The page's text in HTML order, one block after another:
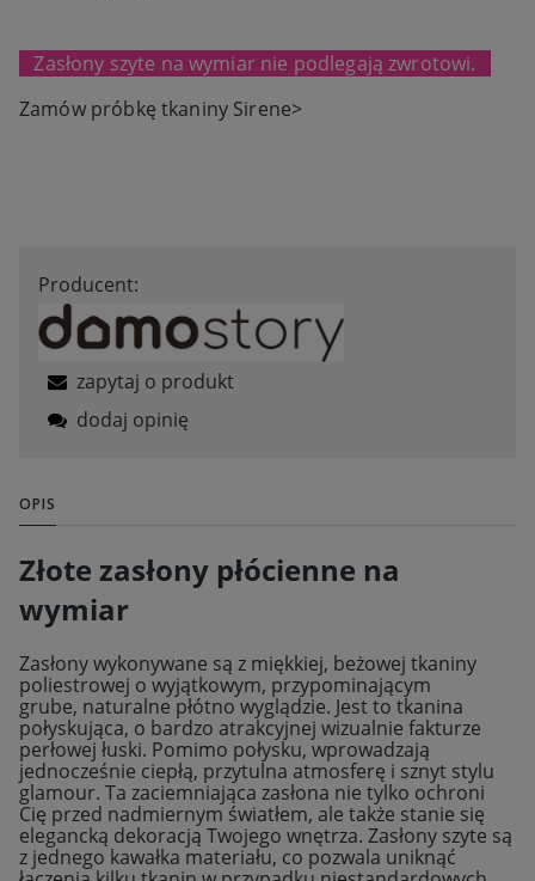
Zasłony szyte na wymiar nie podlegają zwrotowi.
Zamów próbkę tkaniny Sirene>
Producent:
zapytaj o produkt
dodaj opinię
OPIS
Złote zasłony płócienne na
wymiar
Zasłony wykonywane są z miękkiej, beżowej tkaniny
poliestrowej o wyjątkowym, przypominającym
grube, naturalne płótno wyglądzie. Jest to tkanina
połyskująca, o bardzo atrakcyjnej wizualnie fakturze
perłowej łuski. Pomimo połysku, wprowadzają
jednocześnie ciepłą, przytulna atmosferę i sznyt stylu
glamour. Ta zaciemniająca zasłona nie tylko ochroni
Cię przed nadmiernym światłem, ale także stanie się
elegancką dekoracją Twojego wnętrza. Zasłony szyte są
z jednego kawałka materiału, co pozwala uniknąć